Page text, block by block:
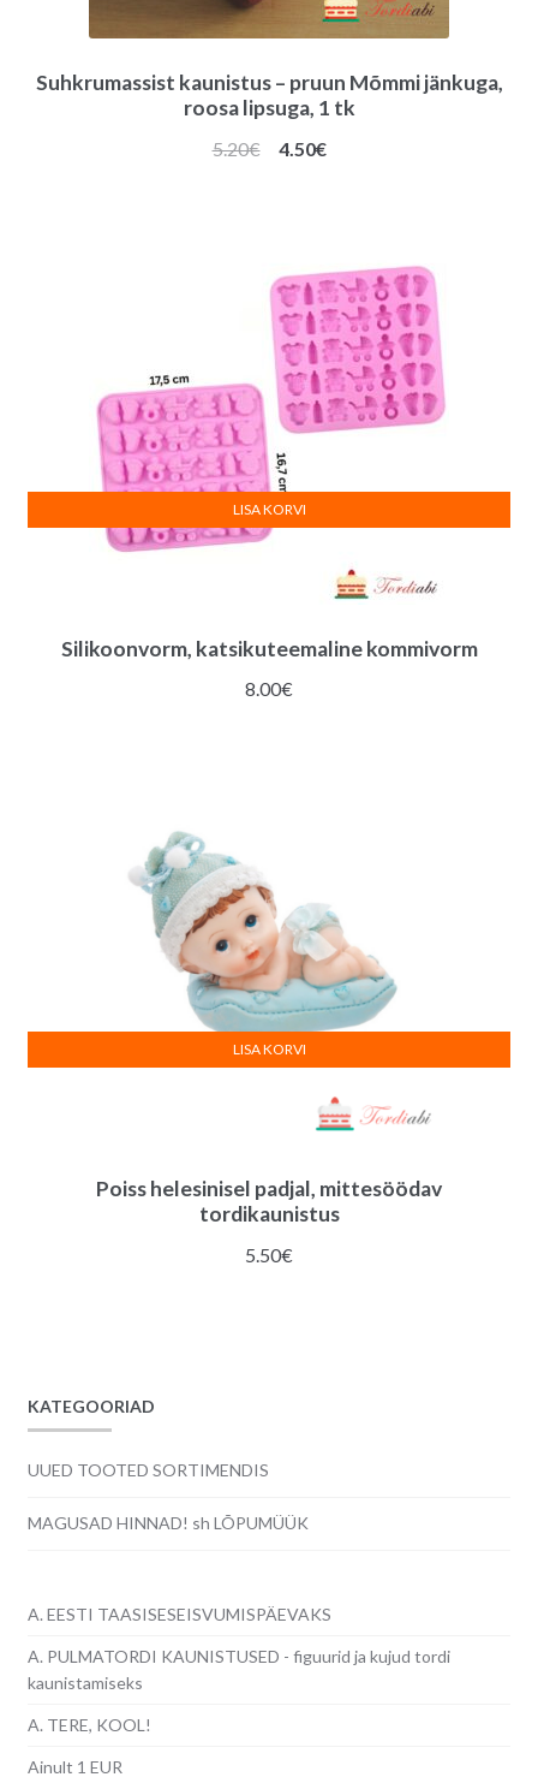
Suhkrumassist kaunistus – pruun Mõmmi jänkuga,
roosa lipsuga, 1 tk
5.20€
Algne
4.50€Praegune
Silikoonvorm, katsikuteemaline kommivorm
8.00€
LISA KORVI
Poiss helesinisel padjal, mittesöödav
tordikaunistus
5.50€
LISA KORVI
KATEGOORIAD
UUED TOOTED SORTIMENDIS
MAGUSAD HINNAD! sh LÕPUMÜÜK
A. EESTI TAASISESEISVUMISPÄEVAKS
A. PULMATORDI KAUNISTUSED - figuurid ja kujud tordi
kaunistamiseks
A. TERE, KOOL!
Ainult 1 EUR